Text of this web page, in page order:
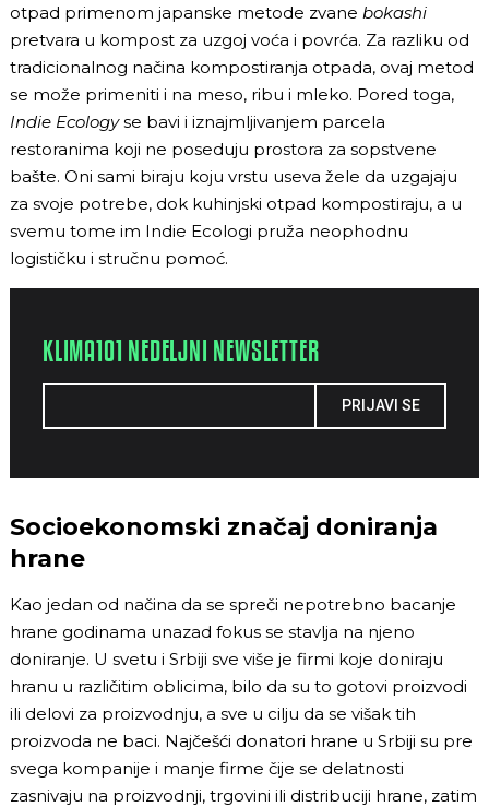
otpad primenom japanske metode zvane bokashi
pretvara u kompost za uzgoj voća i povrća. Za razliku od
tradicionalnog načina kompostiranja otpada, ovaj metod
se može primeniti i na meso, ribu i mleko. Pored toga,
Indie Ecologyse bavi i iznajmljivanjem parcela
restoranima koji ne poseduju prostora za sopstvene
bašte. Oni sami biraju koju vrstu useva žele da uzgajaju
za svoje potrebe, dok kuhinjski otpad kompostiraju, a u
svemu tome im Indie Ecologi pruža neophodnu
logističku i stručnu pomoć.
KLIMA101 NEDELJNI NEWSLETTER
PRIJAVI SE
Socioekonomski značaj doniranja
hrane
Kao jedan od načina da se spreči nepotrebno bacanje
hrane godinama unazad fokus se stavlja na njeno
doniranje. U svetu i Srbiji sve više je firmi koje doniraju
hranu u različitim oblicima, bilo da su to gotovi proizvodi
ili delovi za proizvodnju, a sve u cilju da se višak tih
proizvoda ne baci. Najčešći donatori hrane u Srbiji su pre
svega kompanije i manje firme čije se delatnosti
zasnivaju na proizvodnji, trgovini ili distribuciji hrane, zatim